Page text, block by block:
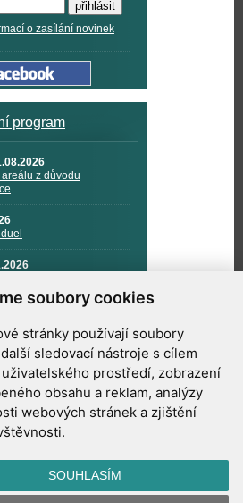
soubory cookies
stránky používají soubory
sledovací nástroje s cílem
prostředí, zobrazení
obsahu a reklam, analýzy
webových stránek a zjištění
SOUHLASÍM
o zasílání novinek
program
z důvodu
A KOSMICKÉ
příspěvková organizace, Vsetínská 78, 757
01 Valašské Meziříčí
kraje. Telefon:571 611 928, Mobil:777